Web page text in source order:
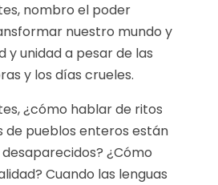
nombro el poder
nuestro mundo y
y unidad a pesar de las
y los días crueles.
¿cómo hablar de ritos
de pueblos enteros están
¿Cómo
Cuando las lenguas